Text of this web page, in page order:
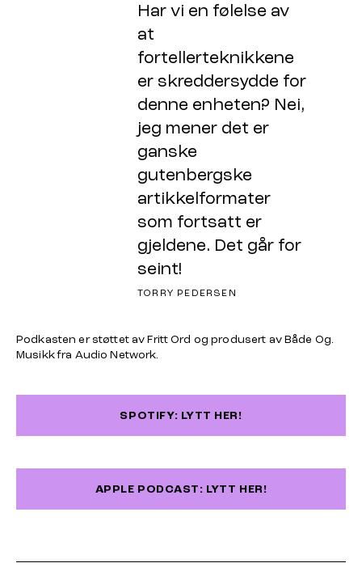
Har vi en følelse av
at
fortellerteknikkene
er skreddersydde for
denne enheten? Nei,
jeg mener det er
ganske
gutenbergske
artikkelformater
som fortsatt er
gjeldene. Det går for
seint!
TORRY PEDERSEN
Podkasten er støttet av Fritt Ord og produsert av Både Og.
Musikk fra Audio Network.
SPOTIFY: LYTT HER!
APPLE PODCAST: LYTT HER!